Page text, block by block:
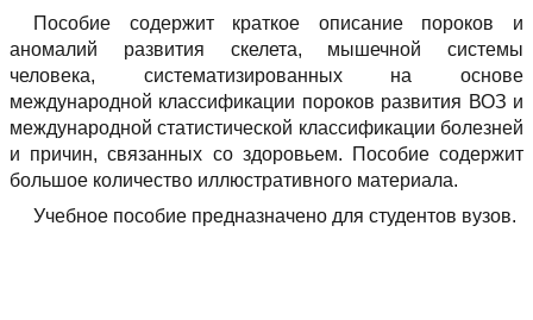
Пособие содержит краткое описание пороков и
аномалий развития скелета, мышечной системы
человека, систематизированных на основе
международной классификации пороков развития ВОЗ и
международной статистической классификации болезней
и причин, связанных со здоровьем. Пособие содержит
большое количество иллюстративного материала.
Учебное пособие предназначено для студентов вузов.